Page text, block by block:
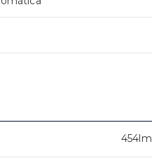
454lm